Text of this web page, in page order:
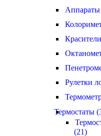
Аппараты
Рулетки
Термостаты
(21)